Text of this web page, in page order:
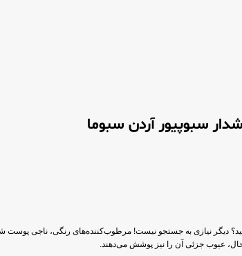
سبوپیور آردن سبوما
دیگر نیازی به جستجو نیست! مرطوب‌کننده‌های رنگی، ناجی پوست
عیوب جزئی آن را نیز پوشش می‌دهند.